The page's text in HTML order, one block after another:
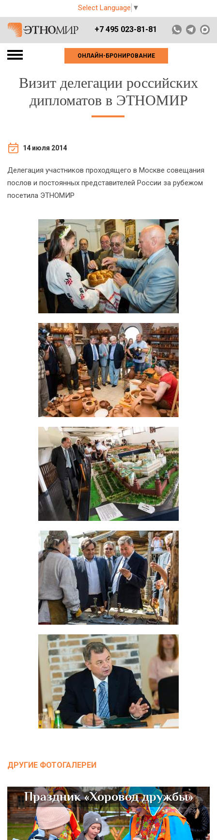
Select Language ▼
+7 495 023-81-81
ОНЛАЙН-БРОНИРОВАНИЕ
Визит делегации российских
дипломатов в ЭТНОМИР
14 июля 2014
Делегация участников проходящего в Москве совещания
послов и постоянных представителей России за рубежом
посетила ЭТНОМИР
ДРУГИЕ ФОТОГАЛЕРЕИ
Праздник «Хоровод дружбы»